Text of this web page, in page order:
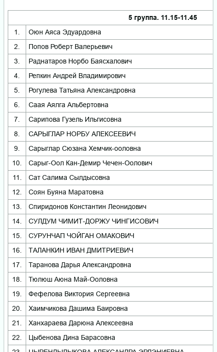
5 группа. 11.15-11.45
1.
Оюн Аяса Эдуардовна
2.
Попов Роберт Валерьевич
3.
Раднатаров Норбо Баясхалович
4.
Репкин Андрей Владимирович
5.
Рогулева Татьяна Александровна
6.
Саая Аялга Альбертовна
7.
Сарипова Гузель Ильгисовна
8.
САРЫГЛАР НОРБУ АЛЕКСЕЕВИЧ
9.
Сарыглар Сюзана Хемчик-ооловна
10.
Сарыг-Оол Кан-Демир Чечен-Оолович
11.
Сат Салима Сылдысовна
12.
Соян Буяна Маратовна
13.
Спиридонов Константин Леонидович
14.
СУЛДУМ ЧИМИТ-ДОРЖУ ЧИНГИСОВИЧ
15.
СУРУНЧАП ЧОЙГАН ОМАКОВИЧ
16.
ТАЛАНКИН ИВАН ДМИТРИЕВИЧ
17.
Таранова Дарья Александровна
18.
Тюлюш Аюна Май-Ооловна
19.
Фефелова Виктория Сергеевна
20.
Хаимчикова Дашима Баировна
21.
Ханхараева Дарюна Алексеевна
22.
Цыбенова Дина Барасовна